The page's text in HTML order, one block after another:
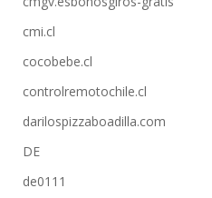
cmi.cl
cocobebe.cl
controlremotochile.cl
darilospizzaboadilla.com
DE
de0111